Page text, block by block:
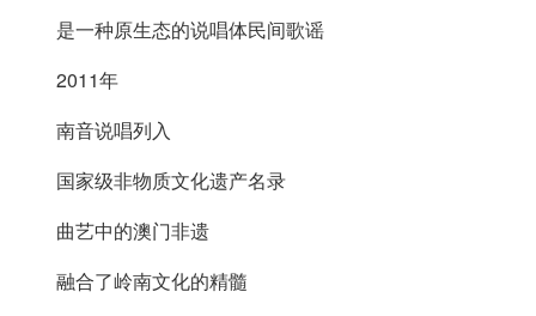
是一种原生态的说唱体民间歌谣
2011年
南音说唱列入
国家级非物质文化遗产名录
曲艺中的澳门非遗
融合了岭南文化的精髓